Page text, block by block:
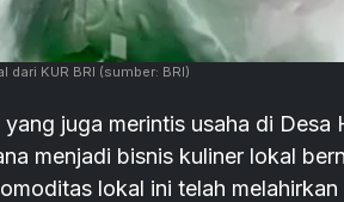
dari KUR BRI (sumber: BRI)
juga merintis usaha di Desa
menjadi bisnis kuliner lokal
lokal ini telah